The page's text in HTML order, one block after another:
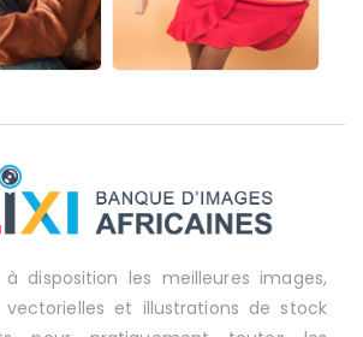
disposition les meilleures images,
et illustrations de stock